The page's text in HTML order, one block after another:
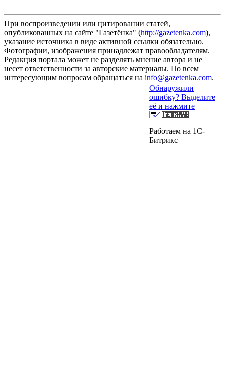
При воспроизведении или цитировании статей,
опубликованных на сайте "Газетёнка" (http://gazetenka.com),
указание источника в виде активной ссылки обязательно.
Фотографии, изображения принадлежат правообладателям.
Редакция портала может не разделять мнение автора и не
несет ответственности за авторские материалы. По всем
интересующим вопросам обращаться на info@gazetenka.com.
Обнаружили
ошибку? Выделите
её и нажмите
Работаем на 1C-
Битрикс